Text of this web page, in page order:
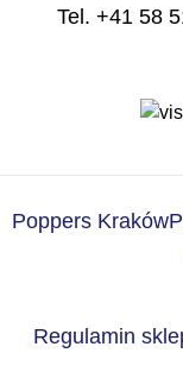
Tel. +41 58
Poppers Kraków
Regulamin